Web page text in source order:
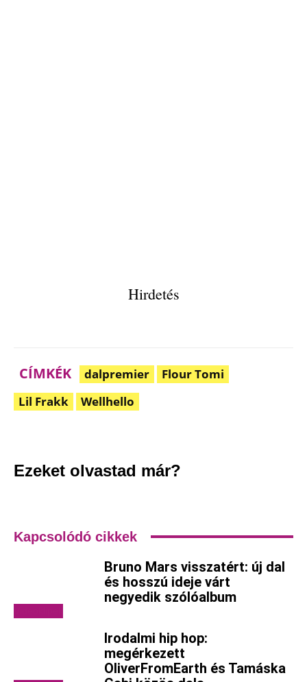
Hirdetés
CÍMKÉK dalpremier
Flour Tomi
Lil Frakk
Wellhello
Ezeket olvastad már?
Kapcsolódó cikkek
Bruno Mars visszatért: új dal
és hosszú ideje várt
negyedik szólóalbum
Irodalmi hip hop:
megérkezett
OliverFromEarth és Tamáska